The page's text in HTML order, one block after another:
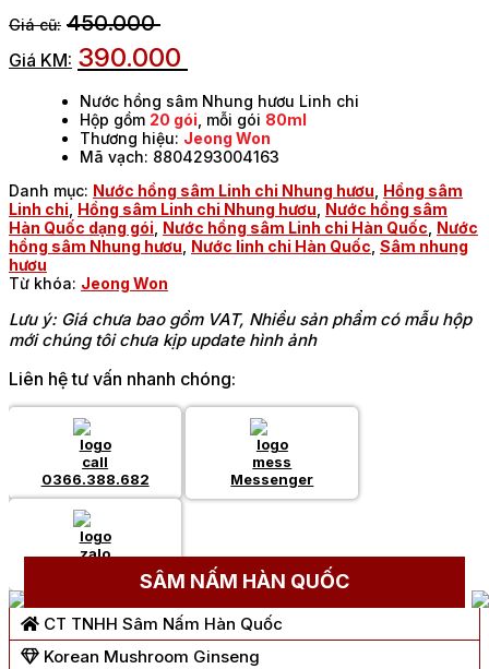
450.000
390.000
Nước hồng sâm Nhung hươu Linh chi
Hộp gồm 20 gói , mỗi gói 80ml
Thương hiệu: Jeong Won
Mã vạch: 8804293004163
Danh mục: Nước hồng sâm Linh chi Nhung hươu Hồng sâm
Linh chi Hồng sâm Linh chi Nhung hươu Nước hồng sâm
Hàn Quốc dạng gói Nước hồng sâm Linh chi Hàn Quốc Nước
hồng sâm Nhung hươu Nước linh chi Hàn Quốc Sâm nhung
hươu
Từ khóa: Jeong Won
Lưu ý: Giá chưa bao gồm VAT, Nhiều sản phẩm có mẫu hộp
mới chúng tôi chưa kịp update hình ảnh
Liên hệ tư vấn nhanh chóng:
0366.388.682 Messenger
SÂM NẤM HÀN QUỐC
CT TNHH Sâm Nấm Hàn Quốc
Korean Mushroom Ginseng